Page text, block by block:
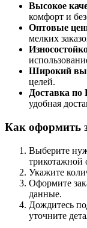
Высокое
комфорт и
Оптовые
мелких
Широкий
целей.
Доставка по
удобная
Как оформить
Выберите
трикотажной
Укажите
Оформите
данные.
Дождитесь
уточните